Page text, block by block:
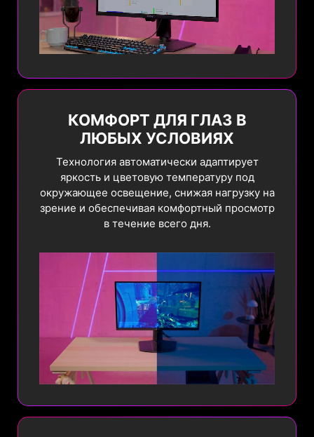
КОМФОРТ ДЛЯ ГЛАЗ В
ЛЮБЫХ УСЛОВИЯХ
Технология автоматически адаптирует
яркость и цветовую температуру под
окружающее освещение, снижая нагрузку на
зрение и обеспечивая комфортный просмотр
в течение всего дня.
ИЗОБРАЖЕНИЯ
Система
автоматически
экрана при длительном
отображении
изображения для
предотвращения
выгорания панели.